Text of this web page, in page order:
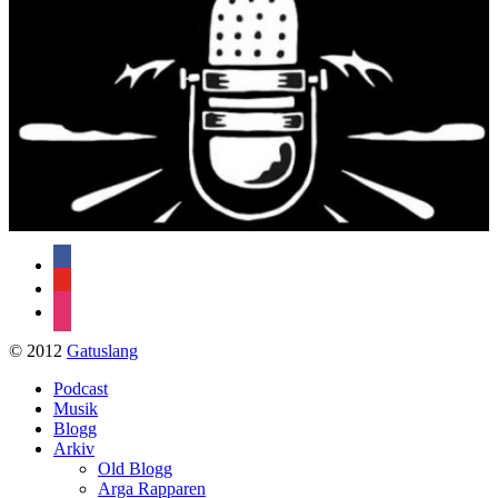
© 2012 Gatuslang
Podcast
Musik
Blogg
Arkiv
Old Blogg
Arga Rapparen